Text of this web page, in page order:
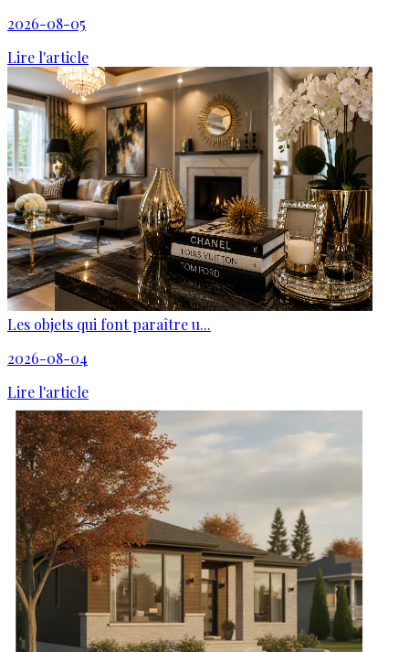
2026-08-05
Lire l'article
Les objets qui font paraître u...
2026-08-04
Lire l'article